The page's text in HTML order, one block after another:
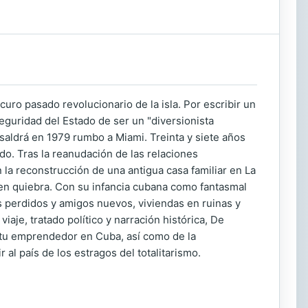
pasado revolucionario de la isla. Por escribir un
del Estado de ser un "diversionista
en 1979 rumbo a Miami. Treinta y siete años
Tras la reanudación de las relaciones
reconstrucción de una antigua casa familiar en La
quiebra. Con su infancia cubana como fantasmal
y amigos nuevos, viviendas en ruinas y
tratado político y narración histórica, De
emprendedor en Cuba, así como de la
al país de los estragos del totalitarismo.